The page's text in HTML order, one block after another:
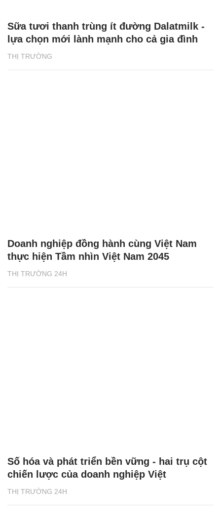
THỊ TRƯỜNG
Sữa tươi thanh trùng ít đường Dalatmilk -
lựa chọn mới lành mạnh cho cả gia đình
THỊ TRƯỜNG 24H
Doanh nghiệp đồng hành cùng Việt Nam
thực hiện Tầm nhìn Việt Nam 2045
THỊ TRƯỜNG 24H
Số hóa và phát triển bền vững - hai trụ cột
chiến lược của doanh nghiệp Việt